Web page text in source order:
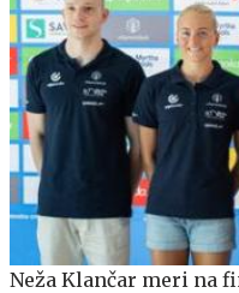
Neža Klančar meri na